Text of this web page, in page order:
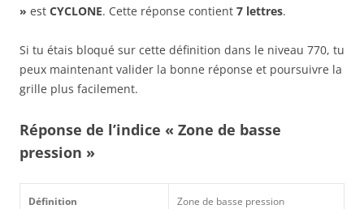
» est CYCLONE. Cette réponse contient 7 lettres.
Si tu étais bloqué sur cette définition dans le niveau 770, tu
peux maintenant valider la bonne réponse et poursuivre la
grille plus facilement.
Réponse de l’indice « Zone de basse
pression »
Définition Zone de basse pression